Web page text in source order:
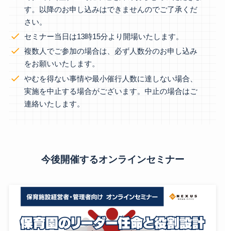
す。以降のお申し込みはできませんのでご了承くだ
さい。
セミナー当日は13時15分より開場いたします。
複数人でご参加の場合は、必ず人数分のお申し込み
をお願いいたします。
やむを得ない事情や最小催行人数に達しない場合、
実施を中止する場合がございます。中止の場合はご
連絡いたします。
今後開催するオンラインセミナー